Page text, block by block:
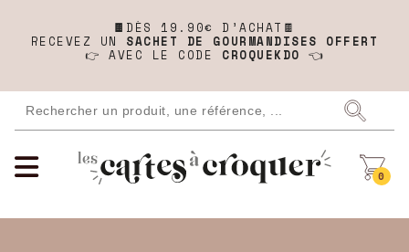
🍫 DÈS 19.90€ D’ACHAT🍫
RECEVEZ UN SACHET DE GOURMANDISES OFFERT
👉 AVEC LE CODE CROQUEKDO👈
0